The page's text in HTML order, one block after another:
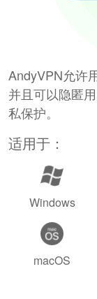
AndyVPN允许
并且可以隐匿
私保护。
适用于：
Windows
macOS